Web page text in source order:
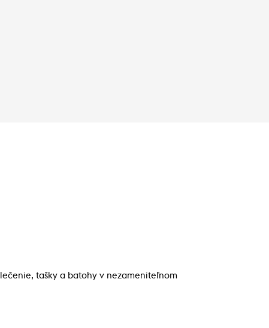
tašky a batohy v nezameniteľnom